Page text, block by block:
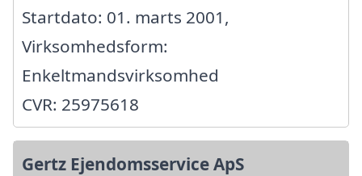
Startdato: 01. marts 2001,
Virksomhedsform:
Enkeltmandsvirksomhed
CVR: 25975618
Gertz Ejendomsservice ApS